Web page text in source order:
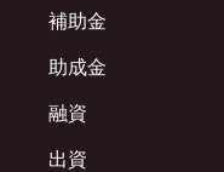
補助金
助成金
融資
出資